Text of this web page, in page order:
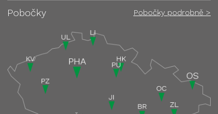
Pobočky Pobočky podrobně >